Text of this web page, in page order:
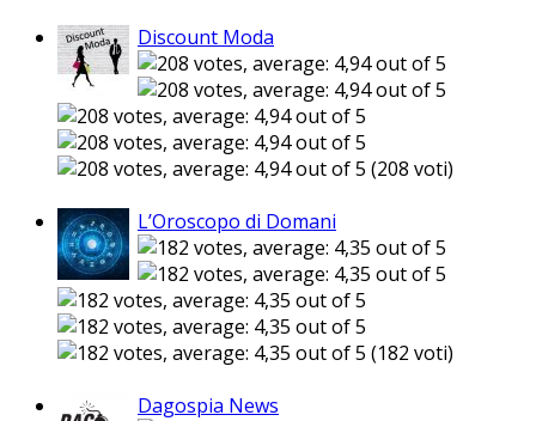
Discount Moda
(208 voti)
L’Oroscopo di Domani
(182 voti)
Dagospia News